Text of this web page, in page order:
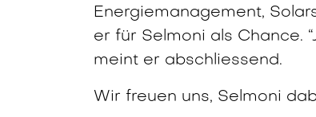
Energiemanagement,
er für Selmoni als Chance.
meint er abschliessend.
Wir freuen uns, Selmoni